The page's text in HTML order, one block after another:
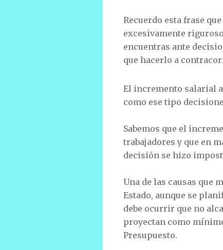
Recuerdo esta frase
excesivamente
encuentras ante
que hacerlo a
El incremento salarial
como ese tipo
Sabemos que el
trabajadores y que en
decisión se hizo
Una de las causas que
Estado, aunque se
debe ocurrir que no
proyectan como
Presupuesto.